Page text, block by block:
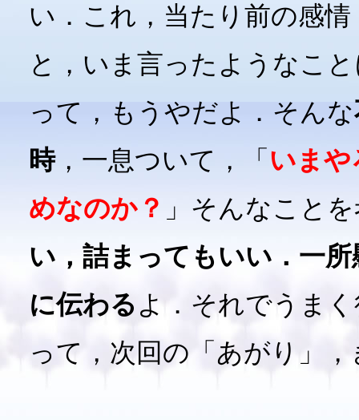
い．これ，当たり前の感
と，いま言ったようなこ
って，もうやだよ．そんな
時，一息ついて，「 いま
めなのか？ 」そんなこと
い，詰まってもいい．一
に伝わる よ．それでうま
って，次回の「あがり」